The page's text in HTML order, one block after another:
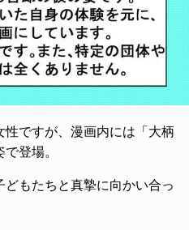
ですが、漫画内には「大柄
登場。
もたちと真摯に向かい合っ